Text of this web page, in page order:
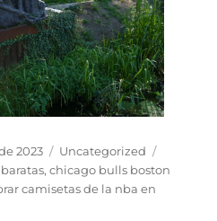
2023 Categorías
Uncategorized
,chicago bulls boston
camisetas de la nba en